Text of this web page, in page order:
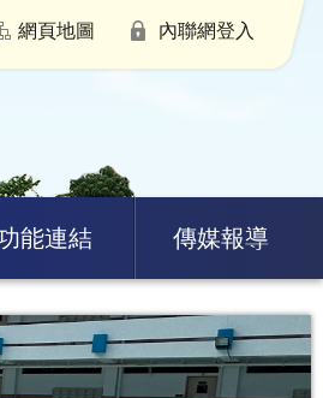
網頁地圖 內聯網登入
能連結 傳媒報導